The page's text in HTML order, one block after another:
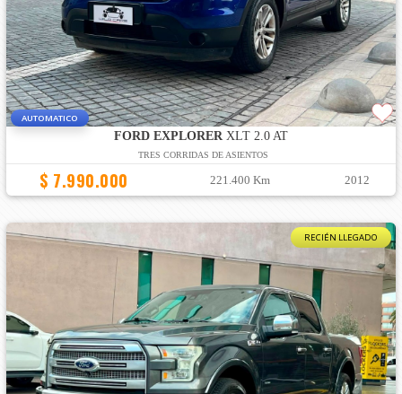
AUTOMATICO
FORD EXPLORERXLT 2.0 AT
TRES CORRIDAS DE ASIENTOS
$ 7.990.000 221.400 Km 2012
RECIÉN LLEGADO